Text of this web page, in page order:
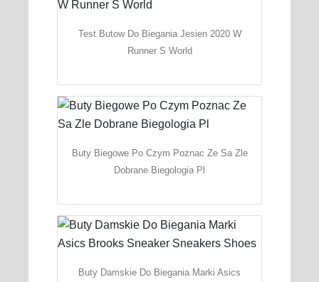
Test Butow Do Biegania Jesien 2020 W
Runner S World
Buty Biegowe Po Czym Poznac Ze Sa Zle
Dobrane Biegologia Pl
Buty Damskie Do Biegania Marki Asics